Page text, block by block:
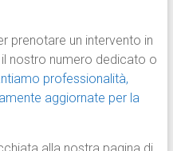
prenotare un intervento in
il nostro numero dedicato o
professionalità,
aggiornate per la